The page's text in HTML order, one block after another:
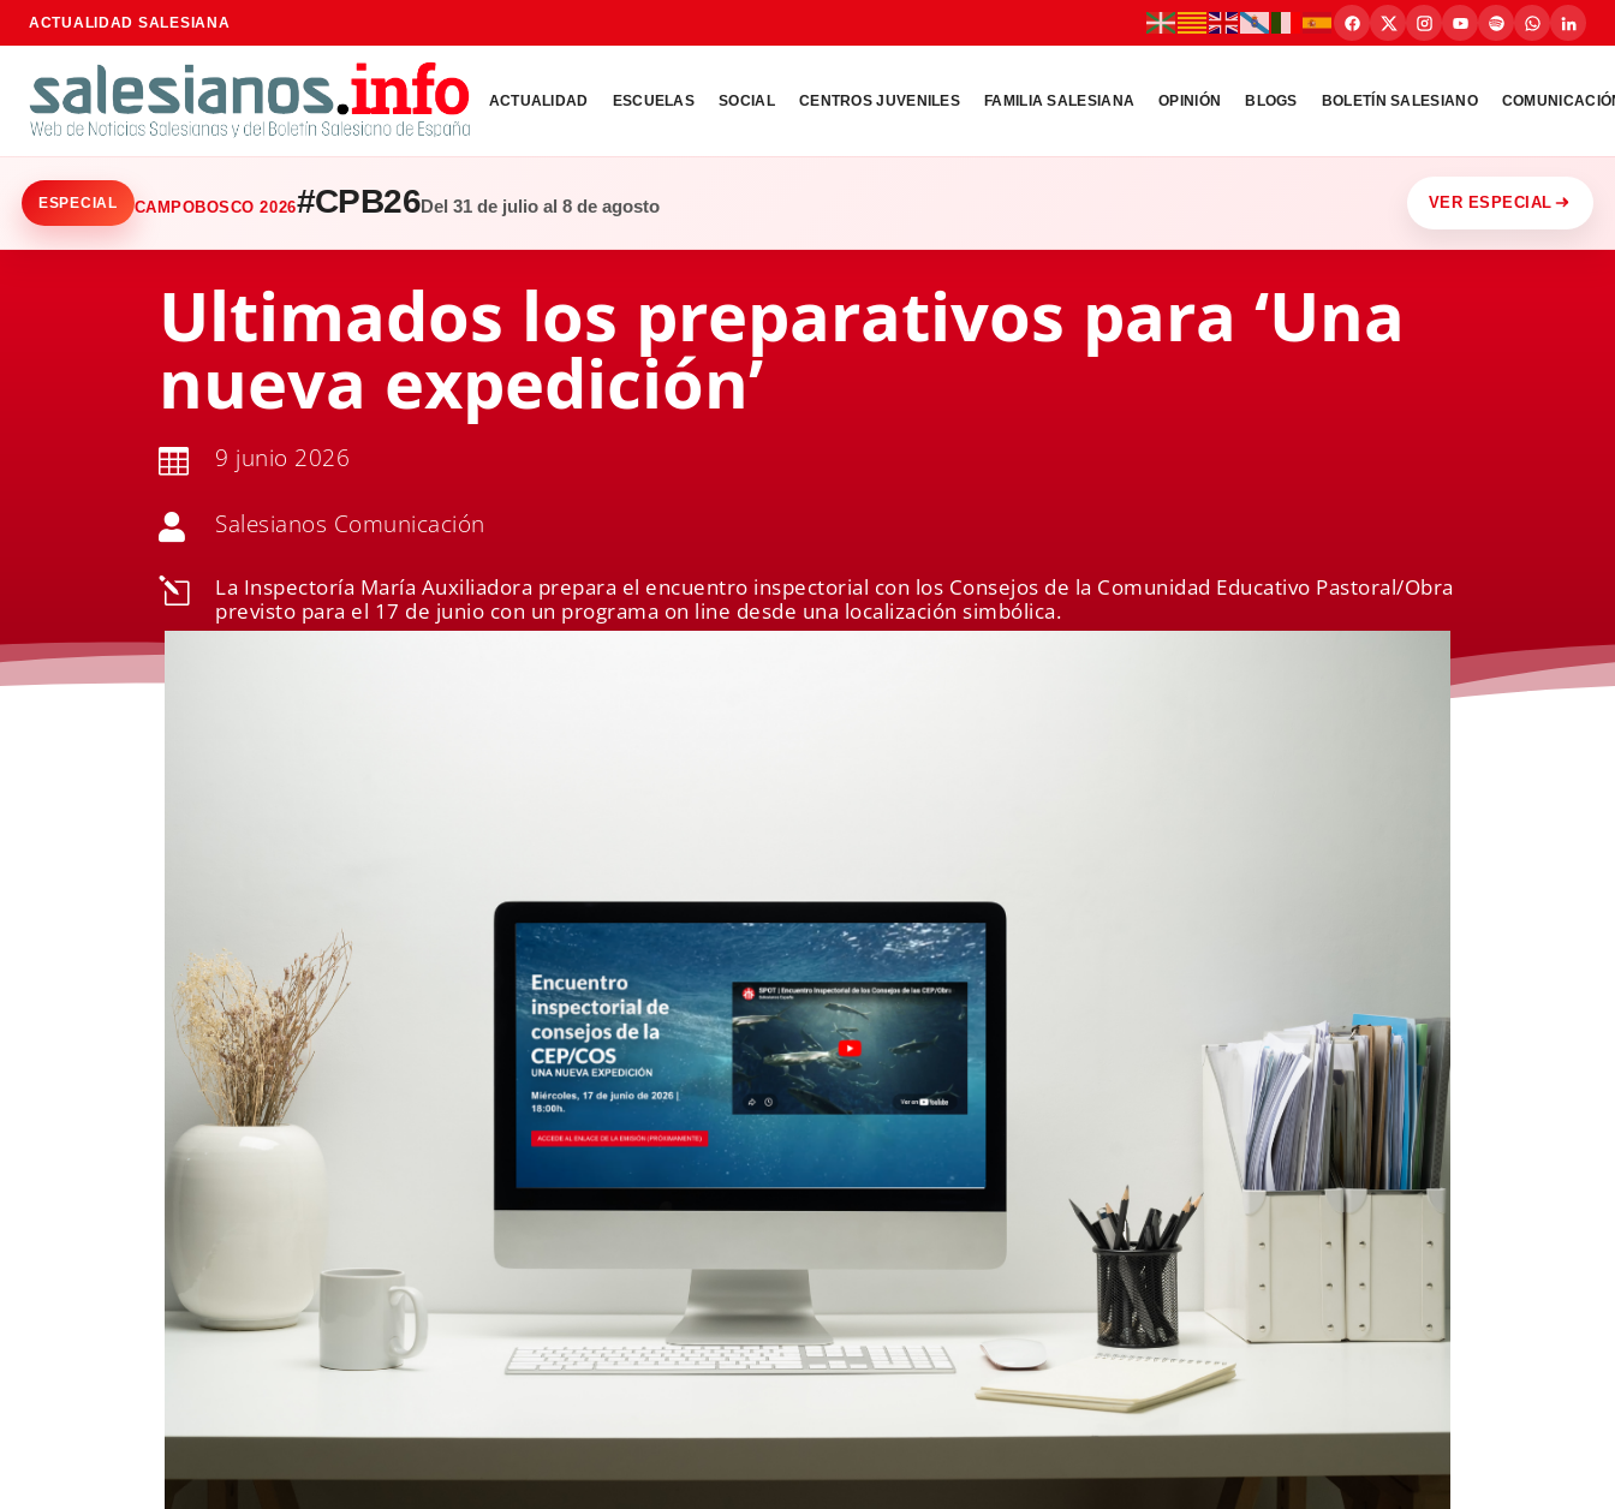
ACTUALIDAD SALESIANA
ACTUALIDAD ESCUELAS SOCIAL CENTROS JUVENILES FAMILIA SALESIANA OPINIÓN BLOGS BOLETÍN SALESIANO
ESPECIAL CAMPOBOSCO 2026#CPB26Del 31 de julio al 8 de agosto VER ESPECIAL
Ultimados los preparativos para ‘Una
nueva expedición’
 9 junio 2026
 Salesianos Comunicación
l
La Inspectoría María Auxiliadora prepara el encuentro inspectorial con los Consejos de la Comunidad Educativo Pastoral/Obra
previsto para el 17 de junio con un programa on line desde una localización simbólica.